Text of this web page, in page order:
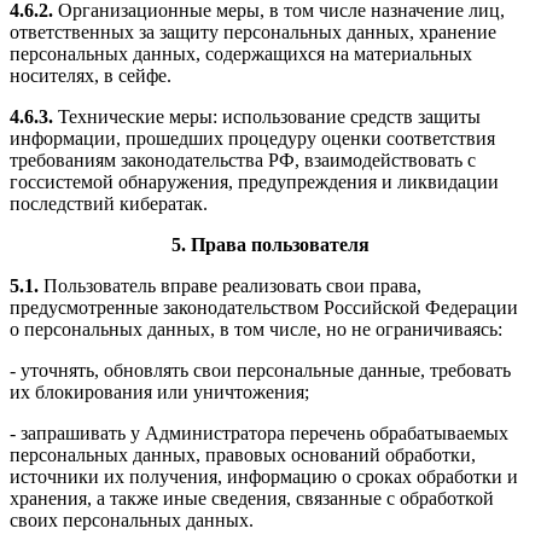
4.6.2. Организационные меры, в том числе назначение лиц,
ответственных за защиту персональных данных, хранение
персональных данных, содержащихся на материальных
носителях, в сейфе.
4.6.3. Технические меры: использование средств защиты
информации, прошедших процедуру оценки соответствия
требованиям законодательства РФ, взаимодействовать с
госсистемой обнаружения, предупреждения и ликвидации
последствий кибератак.
5. Права пользователя
5.1. Пользователь вправе реализовать свои права,
предусмотренные законодательством Российской Федерации
о персональных данных, в том числе, но не ограничиваясь:
- уточнять, обновлять свои персональные данные, требовать
их блокирования или уничтожения;
- запрашивать у Администратора перечень обрабатываемых
персональных данных, правовых оснований обработки,
источники их получения, информацию о сроках обработки и
хранения, а также иные сведения, связанные с обработкой
своих персональных данных.